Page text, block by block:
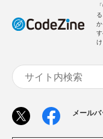
け
メール